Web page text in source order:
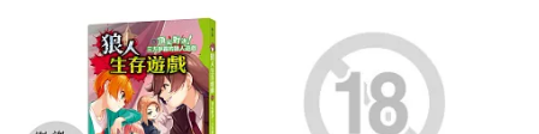
影視偶像(61)
晏人物(6) 楊照(6)
聯經出版公司(42)
九歌(37) 大塊文化(34)
配送方式 (可複選)
可超商取貨(1827)